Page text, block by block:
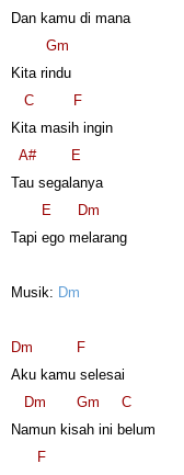
Dan kamu di mana
Gm
Kita rindu
C
F
Kita masih ingin
A#
E
Tau segalanya
E
Dm
Tapi ego melarang
Musik: Dm
Dm
F
Aku kamu selesai
Dm
Gm
C
Namun kisah ini belum
F